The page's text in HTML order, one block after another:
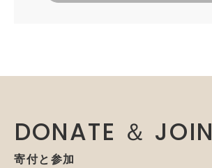
DONATE ＆ JOIN
寄付と参加